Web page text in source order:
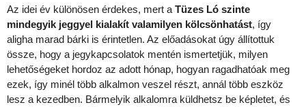
Az idei év különösen érdekes, mert a Tüzes Ló szinte
mindegyik jeggyel kialakít valamilyen kölcsönhatást, így
aligha marad bárki is érintetlen. Az előadásokat úgy állítottuk
össze, hogy a jegykapcsolatok mentén ismertetjük, milyen
lehetőségeket hordoz az adott hónap, hogyan ragadhatóak meg
ezek, így minél több alkalmon veszel részt, annál több eszköz
lesz a kezedben. Bármelyik alkalomra küldhetsz be képletet, és